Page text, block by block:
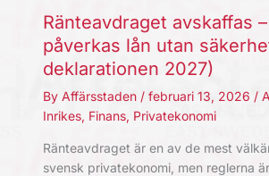
Ränteavdraget avskaffas
påverkas lån utan
deklarationen 2027)
By Affärsstaden / februari 13, 2026 /
Inrikes, Finans, Privatekonomi
Ränteavdraget är en av de mest
svensk privatekonomi, men reglerna